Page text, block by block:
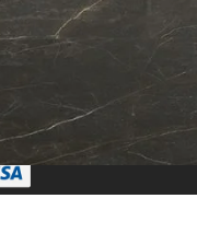
تابعنا